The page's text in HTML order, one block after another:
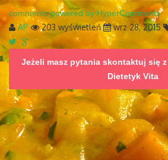
comments powered by HyperComments
AP 203 wyświetleń wrz 28, 2015
Jeżeli masz pytania skontaktuj się
Dietetyk Vita